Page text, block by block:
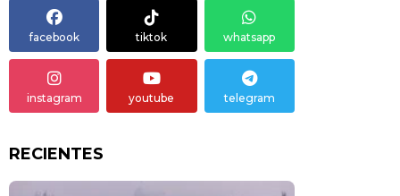
facebook tiktok whatsapp
instagram youtube telegram
RECIENTES